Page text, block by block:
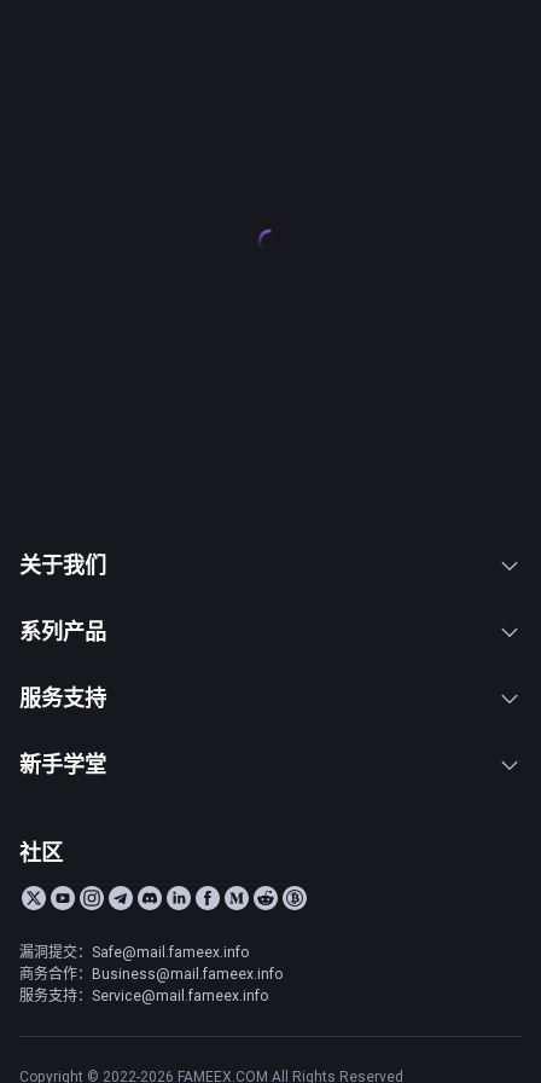
关于我们
系列产品
服务支持
新手学堂
社区
漏洞提交：Safe@mail.fameex.info
商务合作：Business@mail.fameex.info
服务支持：Service@mail.fameex.info
Copyright © 2022-2026 FAMEEX.COM All Rights Reserved